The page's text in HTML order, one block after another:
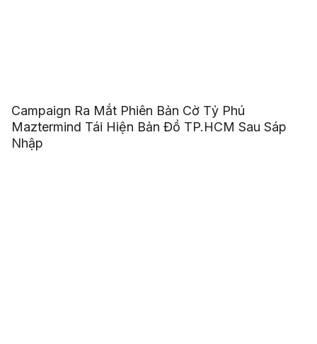
Campaign Ra Mắt Phiên Bản Cờ Tỷ Phú
Maztermind Tái Hiện Bản Đồ TP.HCM Sau Sáp
Nhập